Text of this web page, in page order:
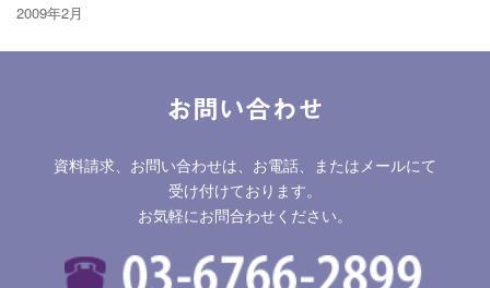
2009年2月
お問い合わせ
資料請求、お問い合わせは、お電話、またはメールにて
受け付けております。
お気軽にお問合わせください。